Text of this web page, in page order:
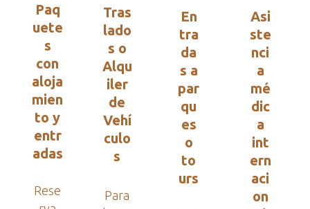
Paq
uete
s
con
aloja
mien
to y
entr
adas
Rese
Tras
lado
s o
Alqu
iler
de
Vehí
culo
s
Para
En
tra
da
s a
par
qu
es
o
to
urs
Asi
ste
nci
a
mé
dic
a
int
ern
aci
on